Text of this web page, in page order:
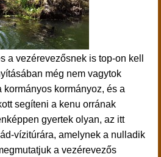
a vezérevezősnek is top-on kell
még nem vagytok
kormányos kormányoz, és a
segíteni a kenu orrának
gyertek olyan, az itt
vízitúrára, amelynek a nulladik
a vezérevezős